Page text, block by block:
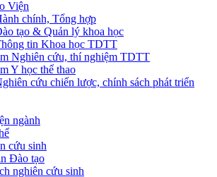
Viện
chính, Tổng hợp
tạo & Quản lý khoa học
tin Khoa học TDTT
Nghiên cứu, thí nghiệm TDTT
Y học thể thao
cứu chiến lược, chính sách phát triển
ngành
cứu sinh
Đào tạo
nghiên cứu sinh